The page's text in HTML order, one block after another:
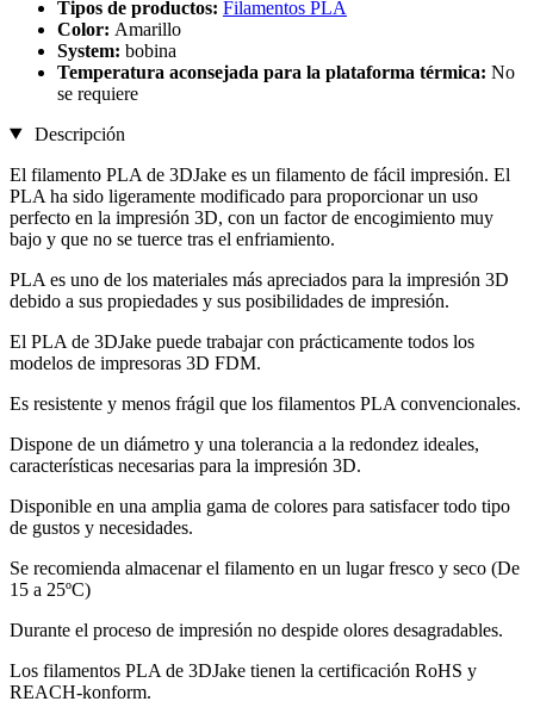
Tipos de productos: Filamentos PLA
Color: Amarillo
System: bobina
Temperatura aconsejada para la plataforma térmica: No
se requiere
Descripción
El filamento PLA de 3DJake es un filamento de fácil impresión. El
PLA ha sido ligeramente modificado para proporcionar un uso
perfecto en la impresión 3D, con un factor de encogimiento muy
bajo y que no se tuerce tras el enfriamiento.
PLA es uno de los materiales más apreciados para la impresión 3D
debido a sus propiedades y sus posibilidades de impresión.
El PLA de 3DJake puede trabajar con prácticamente todos los
modelos de impresoras 3D FDM.
Es resistente y menos frágil que los filamentos PLA convencionales.
Dispone de un diámetro y una tolerancia a la redondez ideales,
características necesarias para la impresión 3D.
Disponible en una amplia gama de colores para satisfacer todo tipo
de gustos y necesidades.
Se recomienda almacenar el filamento en un lugar fresco y seco (De
15 a 25ºC)
Durante el proceso de impresión no despide olores desagradables.
Los filamentos PLA de 3DJake tienen la certificación RoHS y
REACH-konform.